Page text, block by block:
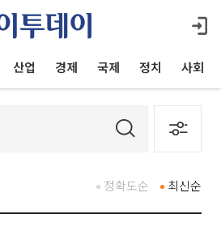
산업 경제 국제 정치 사회
최신순
정확도순